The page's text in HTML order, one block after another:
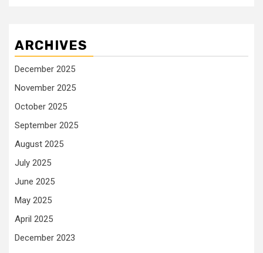
ARCHIVES
December 2025
November 2025
October 2025
September 2025
August 2025
July 2025
June 2025
May 2025
April 2025
December 2023